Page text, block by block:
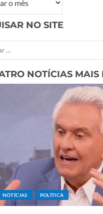
NO SITE
NOTÍCIAS MAIS
NOTÍCIAS POLÍTICA